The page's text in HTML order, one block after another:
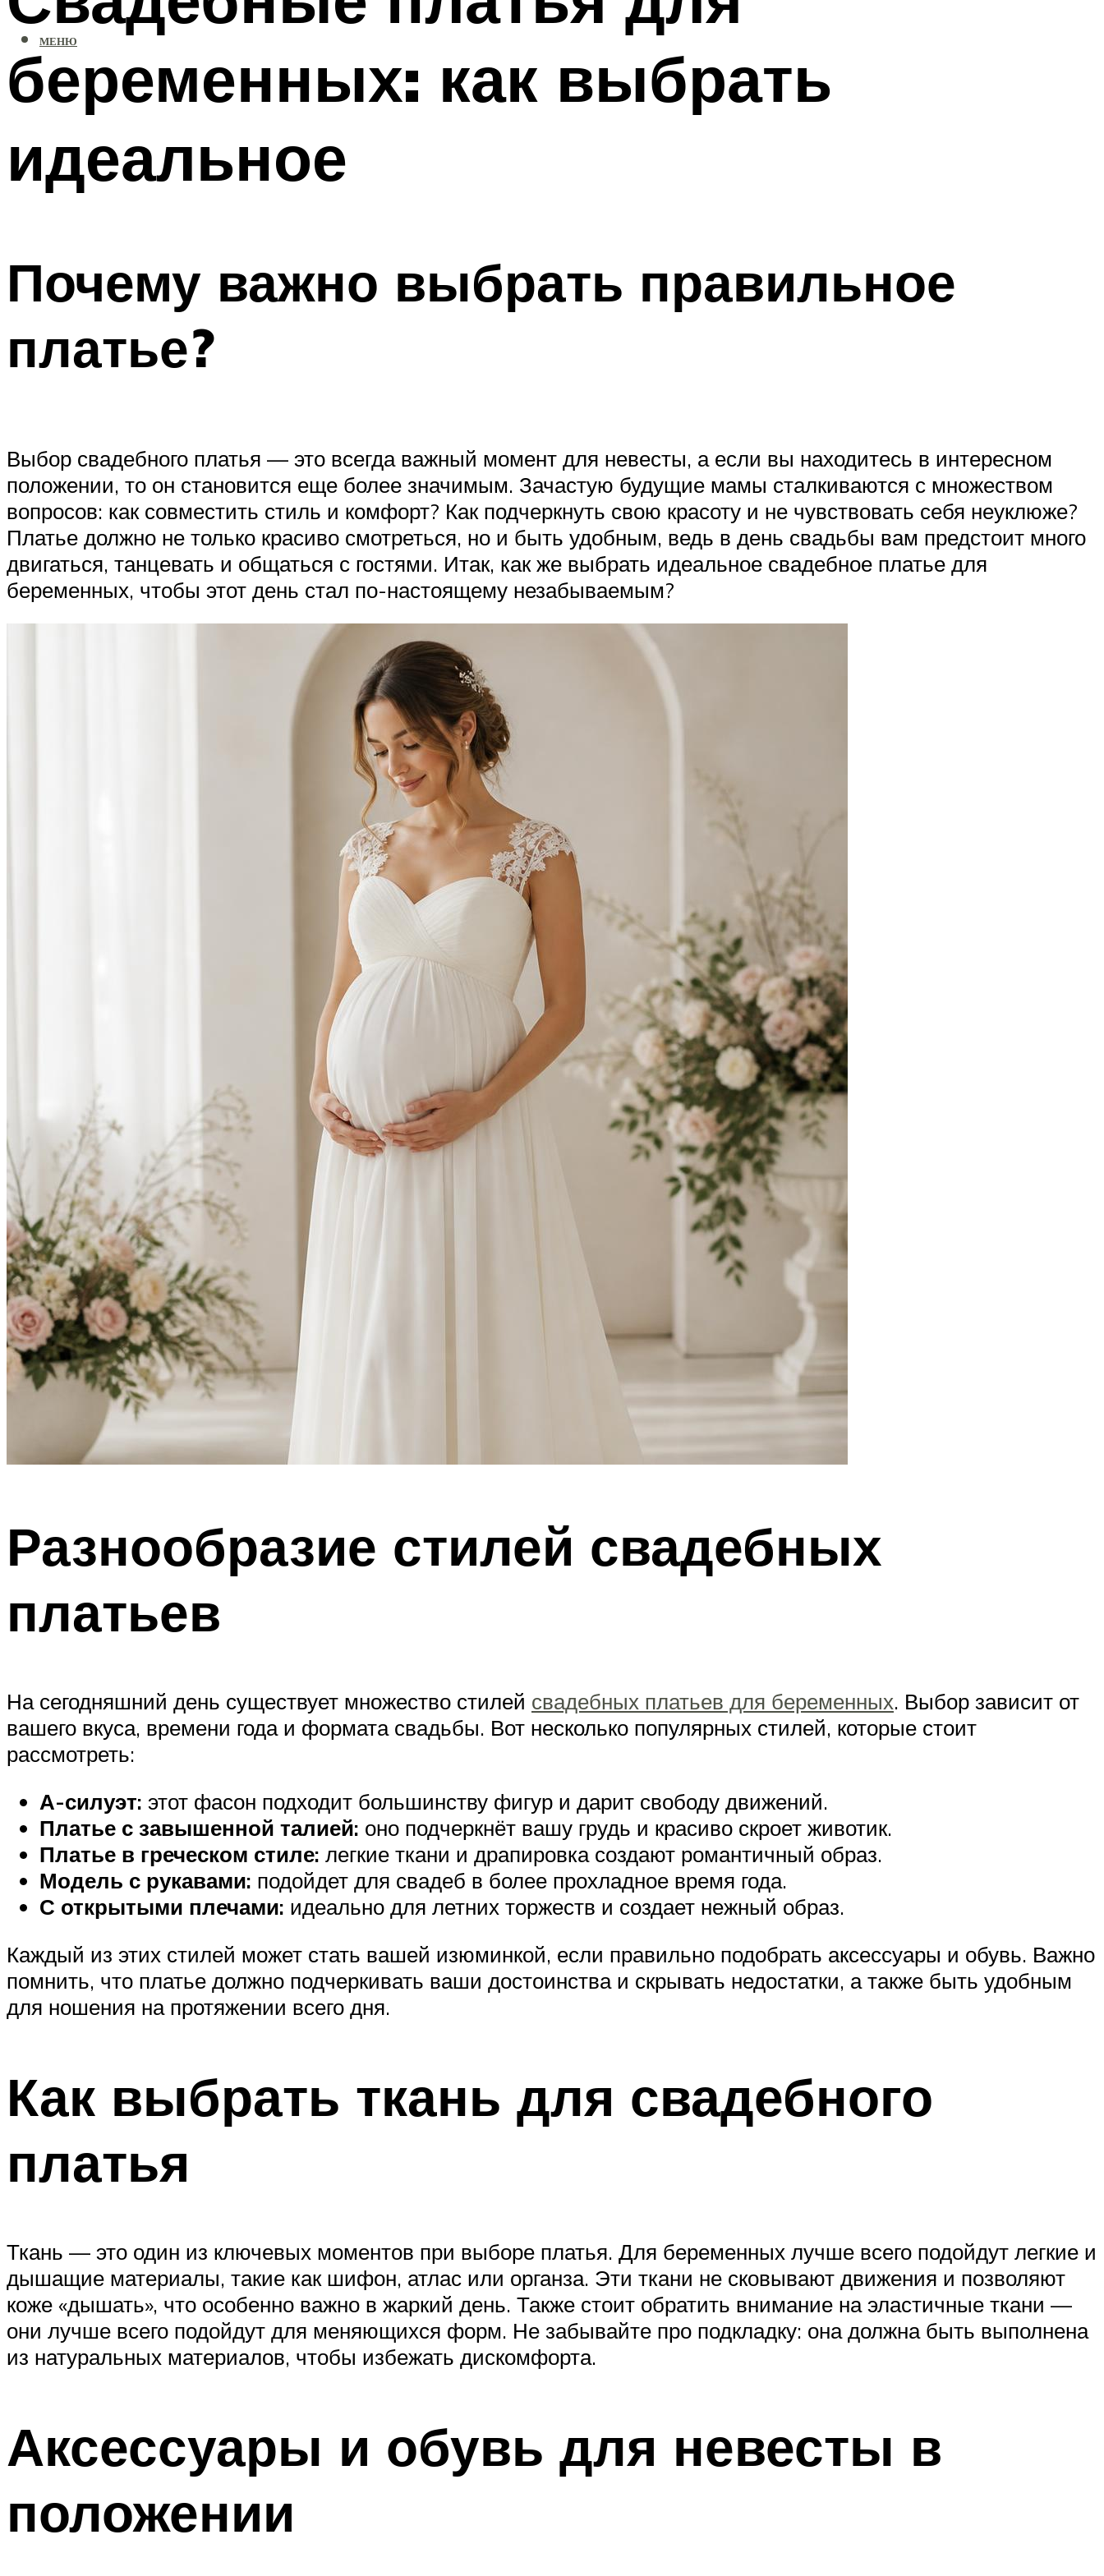
МЕНЮ
беременных: как выбрать
идеальное
Почему важно выбрать правильное
платье?
Выбор свадебного платья — это всегда важный момент для невесты, а если вы находитесь в интересном
положении, то он становится еще более значимым. Зачастую будущие мамы сталкиваются с множеством
вопросов: как совместить стиль и комфорт? Как подчеркнуть свою красоту и не чувствовать себя неуклюже?
Платье должно не только красиво смотреться, но и быть удобным, ведь в день свадьбы вам предстоит много
двигаться, танцевать и общаться с гостями. Итак, как же выбрать идеальное свадебное платье для
беременных, чтобы этот день стал по-настоящему незабываемым?
Разнообразие стилей свадебных
платьев
На сегодняшний день существует множество стилей свадебных платьев для беременных. Выбор зависит от
вашего вкуса, времени года и формата свадьбы. Вот несколько популярных стилей, которые стоит
рассмотреть:
А-силуэт: этот фасон подходит большинству фигур и дарит свободу движений.
Платье с завышенной талией: оно подчеркнёт вашу грудь и красиво скроет животик.
Платье в греческом стиле: легкие ткани и драпировка создают романтичный образ.
Модель с рукавами: подойдет для свадеб в более прохладное время года.
С открытыми плечами: идеально для летних торжеств и создает нежный образ.
Каждый из этих стилей может стать вашей изюминкой, если правильно подобрать аксессуары и обувь. Важно
помнить, что платье должно подчеркивать ваши достоинства и скрывать недостатки, а также быть удобным
для ношения на протяжении всего дня.
Как выбрать ткань для свадебного
платья
Ткань — это один из ключевых моментов при выборе платья. Для беременных лучше всего подойдут легкие и
дышащие материалы, такие как шифон, атлас или органза. Эти ткани не сковывают движения и позволяют
коже «дышать», что особенно важно в жаркий день. Также стоит обратить внимание на эластичные ткани —
они лучше всего подойдут для меняющихся форм. Не забывайте про подкладку: она должна быть выполнена
из натуральных материалов, чтобы избежать дискомфорта.
Аксессуары и обувь для невесты в
положении